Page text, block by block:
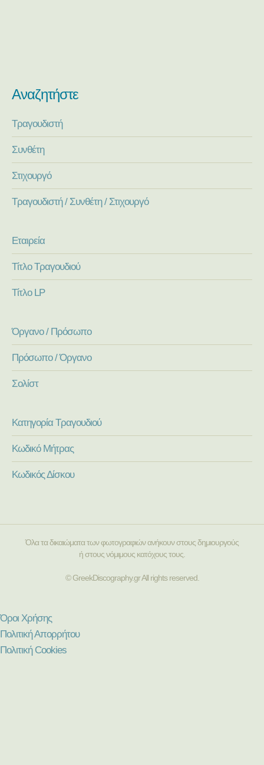
Αναζητήστε
Τραγουδιστή
Συνθέτη
Στιχουργό
Τραγουδιστή / Συνθέτη / Στιχουργό
Εταιρεία
Τίτλο Τραγουδιού
Τίτλο LP
Όργανο / Πρόσωπο
Πρόσωπο / Όργανο
Σολίστ
Κατηγορία Τραγουδιού
Κωδικό Μήτρας
Κωδικός Δίσκου
Όλα τα δικαιώματα των φωτογραφιών ανήκουν στους δημιουργούς
ή στους νόμιμους κατόχους τους.
© GreekDiscography.gr All rights reserved.
Όροι Χρήσης
Πολιτική Απορρήτου
Πολιτική Cookies